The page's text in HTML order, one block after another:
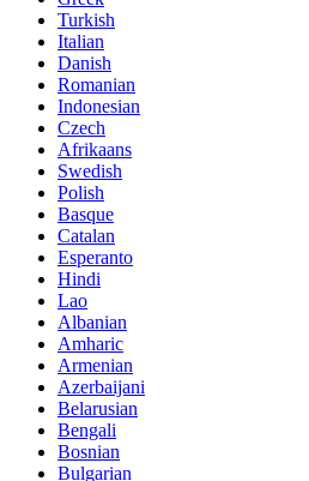
Turkish
Italian
Danish
Romanian
Indonesian
Czech
Afrikaans
Swedish
Polish
Basque
Catalan
Esperanto
Hindi
Lao
Albanian
Amharic
Armenian
Azerbaijani
Belarusian
Bengali
Bosnian
Bulgarian